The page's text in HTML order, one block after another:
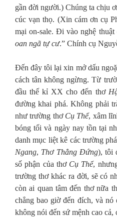
gần đời người.) Chúng ta chịu
cúc vạn thọ. (Xin cám ơn cụ
mại on-sale. Đi vào nghệ
oan ngã tự cư.” Chính cụ
Đến đây tôi lại xin mở dấu
cách tân không ngừng. Từ
đầu thế kỉ XX cho đến thơ
đường khai phá. Không phải
như trường thơ Cụ Thể, xâm
bóng tối và ngày nay tồn tại
danh mục liệt kê các trường
Ngang, Thơ Thẳng Đứng), tôi
số phận của thơ Cụ Thể,
trường thơ khác ra đời, sẽ có
còn ai quan tâm đến thơ nữa
chẳng bao giờ đến đích, và
không nói đến sứ mệnh cao